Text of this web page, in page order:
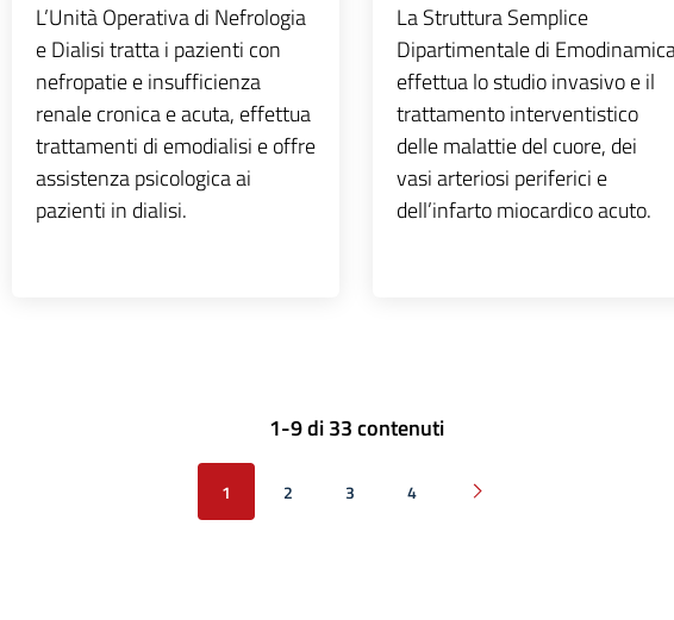
L’Unità Operativa di Nefrologia
e Dialisi tratta i pazienti con
nefropatie e insufficienza
renale cronica e acuta, effettua
trattamenti di emodialisi e offre
assistenza psicologica ai
pazienti in dialisi.
La Struttura Semplice
Dipartimentale di
effettua lo studio invasivo e il
trattamento interventistico
delle malattie del cuore, dei
vasi arteriosi periferici e
dell’infarto miocardico acuto.
1-9 di 33 contenuti
1 2 3 4 Pagina successiva